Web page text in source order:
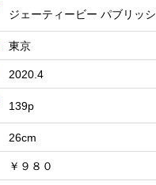
ジェーティービー パブリッ
東京
2020.4
139p
26cm
￥９８０